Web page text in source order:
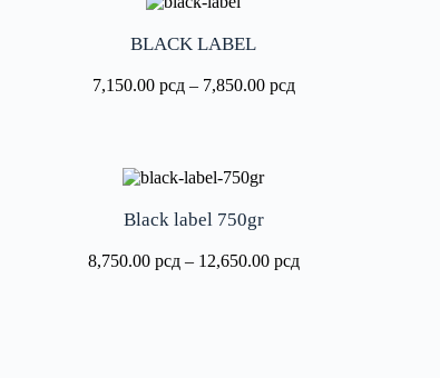
BLACK LABEL
7,150.00 рсд – 7,850.00 рсд
Black label 750gr
8,750.00 рсд – 12,650.00 рсд